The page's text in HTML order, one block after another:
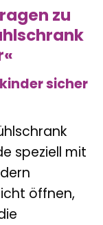
zu
sicher
speziell mit
öffnen,